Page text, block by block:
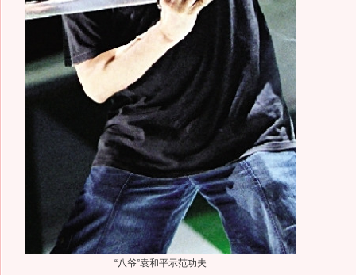
“八爷”袁和平示范功夫